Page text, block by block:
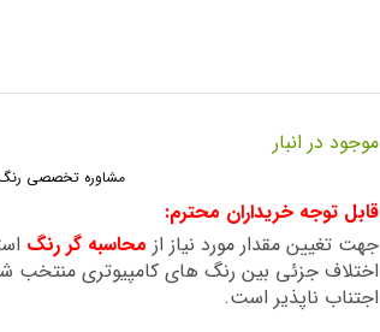
موجود در انبار
مشاوره تخصصی
قابل توجه خریداران محترم:
جهت تغیین مقدار مورد نیاز از محاسبه گر رنگ
اختلاف جزئی بین رنگ های کامپیوتری
اجتناب ناپذیر است.